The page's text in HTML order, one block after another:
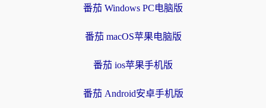
番茄 Windows PC电脑版
番茄 macOS苹果电脑版
番茄 ios苹果手机版
番茄 Android安卓手机版